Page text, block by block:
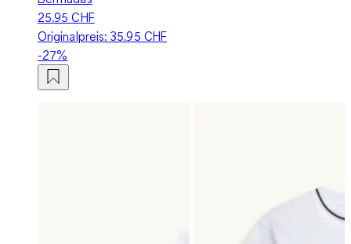
25.95 CHF
Originalpreis:35.95 CHF
-27%